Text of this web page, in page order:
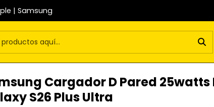
| Samsung
Cargador D Pared 25watts
S26 Plus Ultra